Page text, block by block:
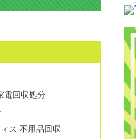
電回収処分
ス 不用品回収